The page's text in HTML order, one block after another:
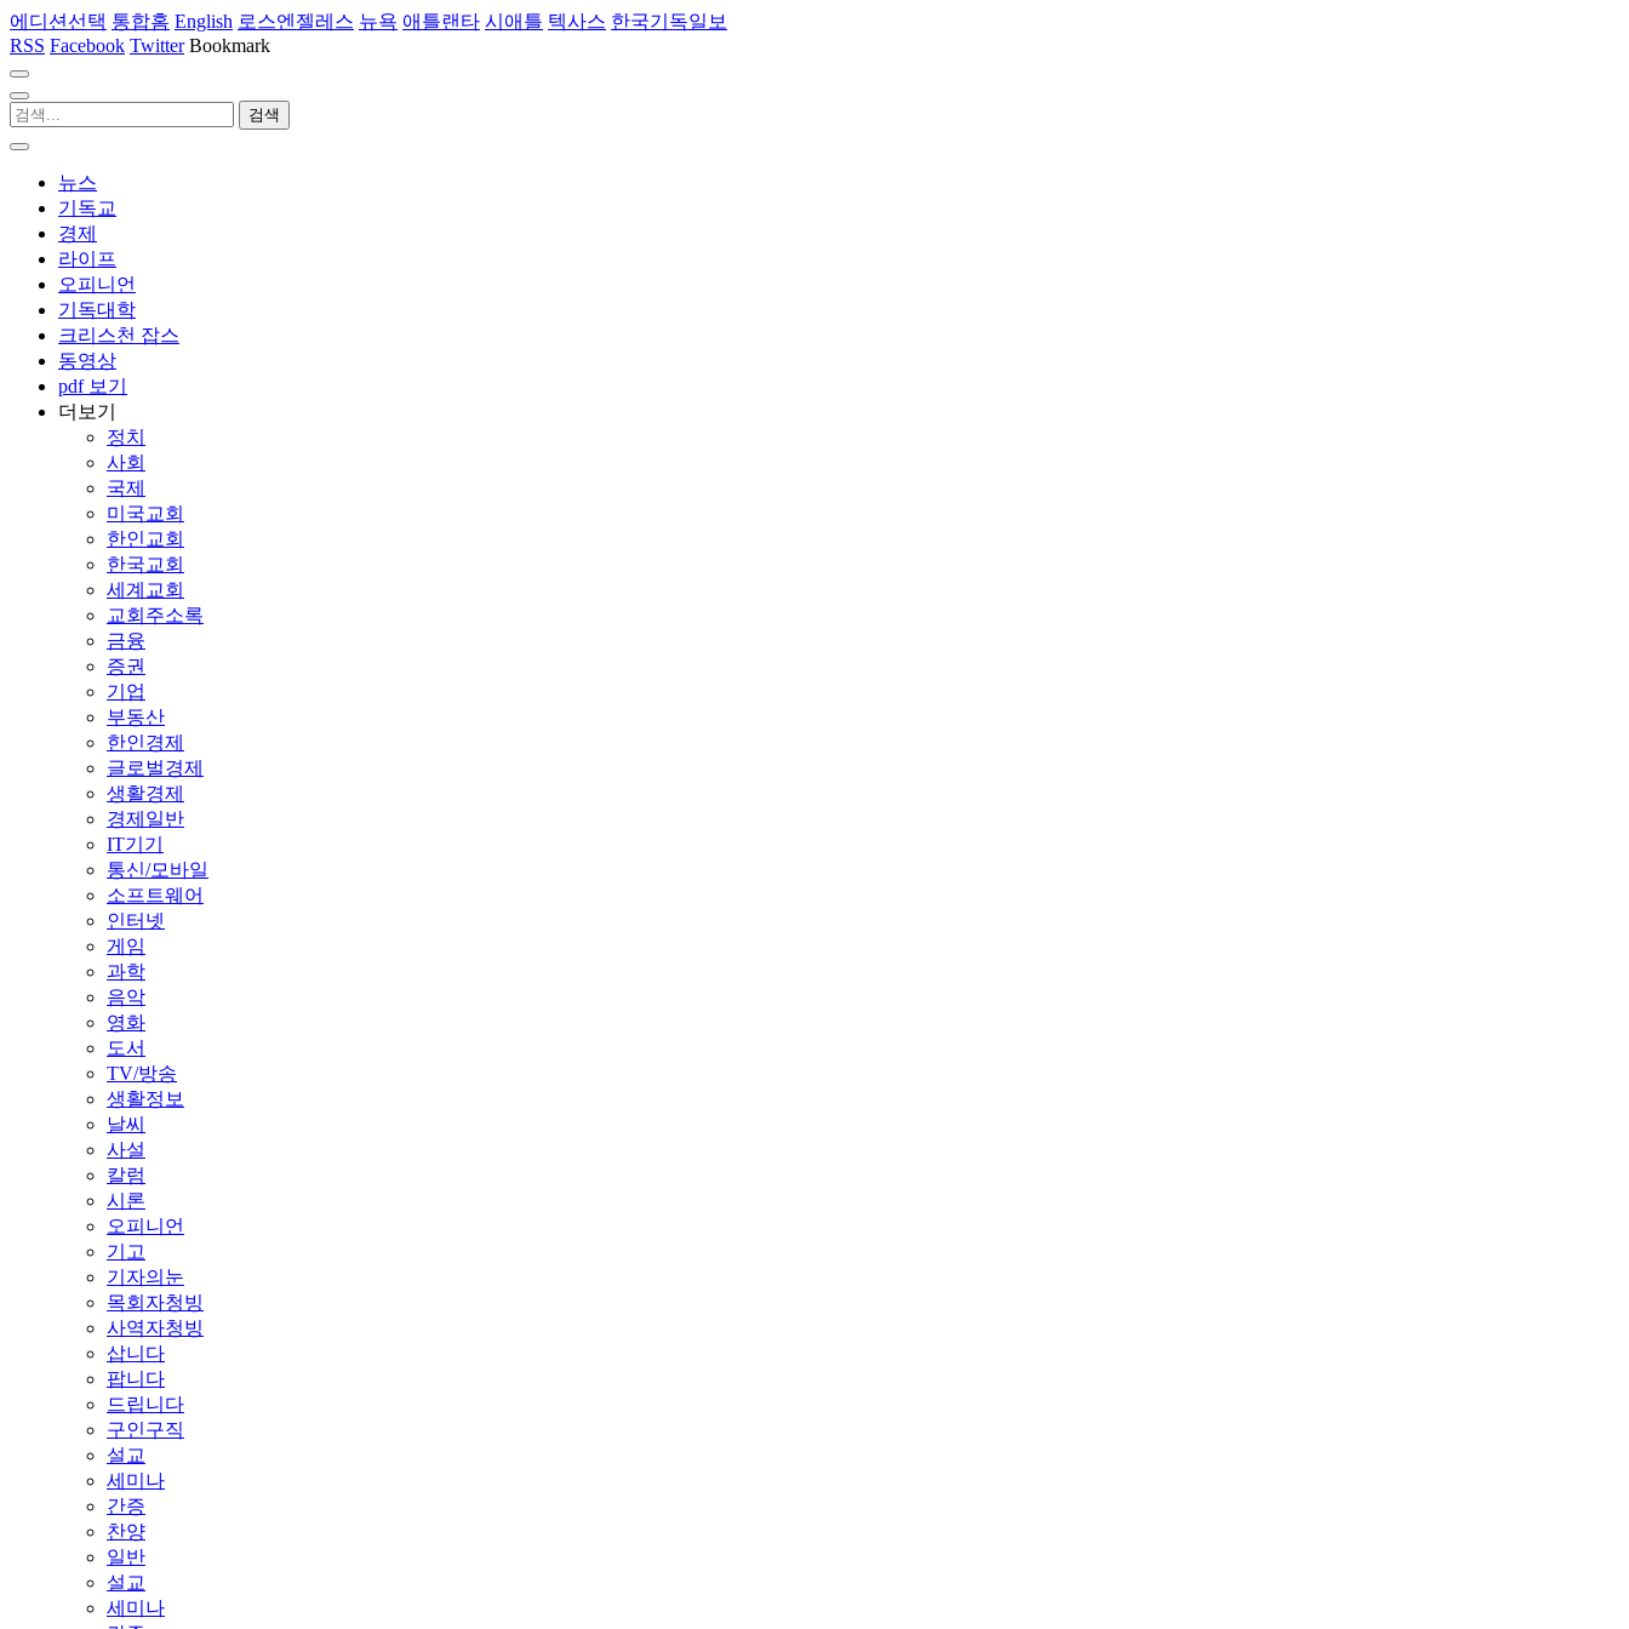
에디션선택 통합홈 English 로스엔젤레스 뉴욕 애틀랜타 시애틀 텍사스 한국기독일보
RSS Facebook Twitter Bookmark
뉴스
기독교
경제
라이프
오피니언
기독대학
크리스천 잡스
동영상
pdf 보기
더보기
정치
사회
국제
미국교회
한인교회
한국교회
세계교회
교회주소록
금융
증권
기업
부동산
한인경제
글로벌경제
생활경제
경제일반
IT기기
통신/모바일
소프트웨어
인터넷
게임
과학
음악
영화
도서
TV/방송
생활정보
날씨
사설
칼럼
시론
오피니언
기고
기자의눈
목회자청빙
사역자청빙
삽니다
팝니다
드립니다
구인구직
설교
세미나
간증
찬양
일반
설교
세미나